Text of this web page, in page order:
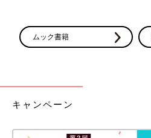
ムック書籍
キャンペーン